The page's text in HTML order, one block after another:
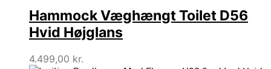
Hammock Væghængt Toilet D56
Hvid Højglans
4.499,00 kr.